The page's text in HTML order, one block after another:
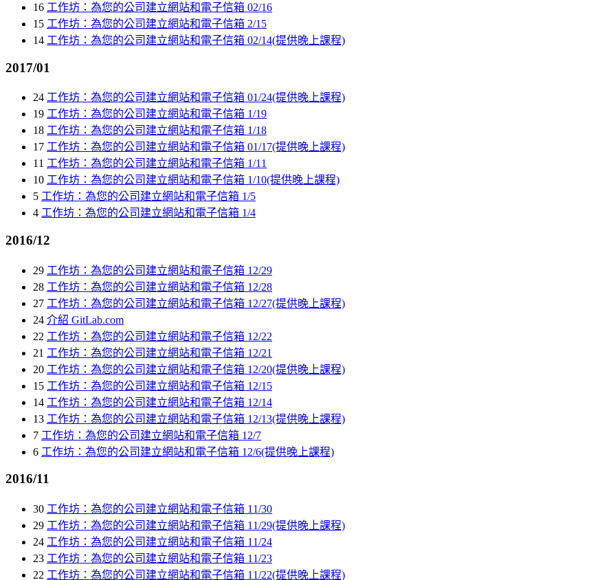
16 工作坊：為您的公司建立網站和電子信箱 02/16
15 工作坊：為您的公司建立網站和電子信箱 2/15
14 工作坊：為您的公司建立網站和電子信箱 02/14(提供晚上課程)
2017/01
24 工作坊：為您的公司建立網站和電子信箱 01/24(提供晚上課程)
19 工作坊：為您的公司建立網站和電子信箱 1/19
18 工作坊：為您的公司建立網站和電子信箱 1/18
17 工作坊：為您的公司建立網站和電子信箱 01/17(提供晚上課程)
11 工作坊：為您的公司建立網站和電子信箱 1/11
10 工作坊：為您的公司建立網站和電子信箱 1/10(提供晚上課程)
5 工作坊：為您的公司建立網站和電子信箱 1/5
4 工作坊：為您的公司建立網站和電子信箱 1/4
2016/12
29 工作坊：為您的公司建立網站和電子信箱 12/29
28 工作坊：為您的公司建立網站和電子信箱 12/28
27 工作坊：為您的公司建立網站和電子信箱 12/27(提供晚上課程)
24 介紹 GitLab.com
22 工作坊：為您的公司建立網站和電子信箱 12/22
21 工作坊：為您的公司建立網站和電子信箱 12/21
20 工作坊：為您的公司建立網站和電子信箱 12/20(提供晚上課程)
15 工作坊：為您的公司建立網站和電子信箱 12/15
14 工作坊：為您的公司建立網站和電子信箱 12/14
13 工作坊：為您的公司建立網站和電子信箱 12/13(提供晚上課程)
7 工作坊：為您的公司建立網站和電子信箱 12/7
6 工作坊：為您的公司建立網站和電子信箱 12/6(提供晚上課程)
2016/11
30 工作坊：為您的公司建立網站和電子信箱 11/30
29 工作坊：為您的公司建立網站和電子信箱 11/29(提供晚上課程)
24 工作坊：為您的公司建立網站和電子信箱 11/24
23 工作坊：為您的公司建立網站和電子信箱 11/23
22 工作坊：為您的公司建立網站和電子信箱 11/22(提供晚上課程)